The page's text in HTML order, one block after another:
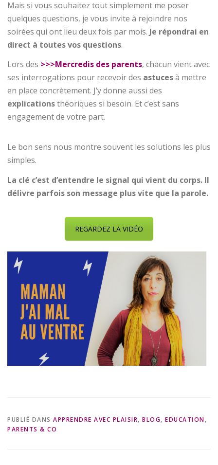
Mais si vous souhaitez tout simplement me poser
quelques questions, je vous invite à rejoindre nos
soirées qui ont lieu deux fois par mois. Je répondrai en
direct à toutes vos questions.
Lors des >>>Mercredis des parents, chacun vient avec
ses interrogations pour recevoir des astucesà mettre
en place concrètement. J’y donne aussi des
explicationsthéoriques si besoin. Et c’est sans
engagement de votre part.
Le bon sens nous montre souvent les solutions les plus
simples.
La clé c’est d’entendre le signal qui vient du corps. Il
délivre parfois son message plus vite que la parole.
REGARDEZ LA VIDÉO
PUBLIÉ DANS APPRENDRE AVEC PLAISIR, BLOG, EDUCATION,
PARENTS & CO